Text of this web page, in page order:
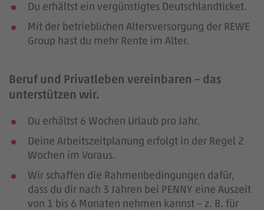
Du erhältst ein vergünstigtes Deutschlandticket.
Mit der betrieblichen Altersversorgung der REWE
Group hast du mehr Rente im Alter.
Beruf und Privatleben vereinbaren – das
unterstützen wir.
Du erhältst 6 Wochen Urlaub pro Jahr.
Deine Arbeitszeitplanung erfolgt in der Regel 2
Wochen im Voraus.
Wir schaffen die Rahmenbedingungen dafür,
dass du dir nach 3 Jahren bei PENNY eine Auszeit
von 1 bis 6 Monaten nehmen kannst – z. B. für